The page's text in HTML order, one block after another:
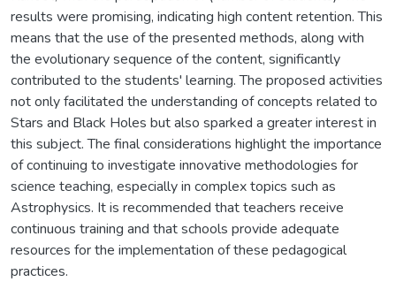
results were promising, indicating high content retention. This
means that the use of the presented methods, along with
the evolutionary sequence of the content, significantly
contributed to the students' learning. The proposed activities
not only facilitated the understanding of concepts related to
Stars and Black Holes but also sparked a greater interest in
this subject. The final considerations highlight the importance
of continuing to investigate innovative methodologies for
science teaching, especially in complex topics such as
Astrophysics. It is recommended that teachers receive
continuous training and that schools provide adequate
resources for the implementation of these pedagogical
practices.